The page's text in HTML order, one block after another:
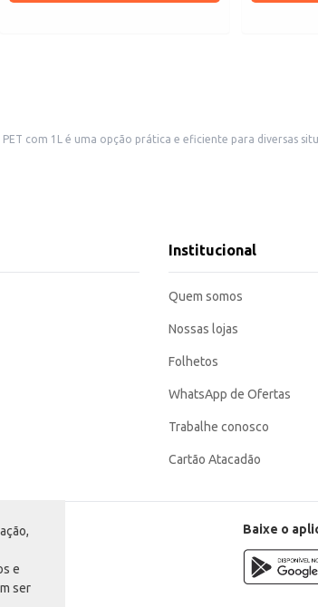
e
ser
diversas situações. Sua embalagem de 1 litro é ideal para revenda em estabelecimentos comerciais como bares,
de 1L oferece praticidade e um bom custo-benefício para o
diferentes necessidades de consumo.
Institucional
Quem somos
Nossas lojas
Folhetos
WhatsApp de Ofertas
Trabalhe conosco
Cartão Atacadão
Baixe o